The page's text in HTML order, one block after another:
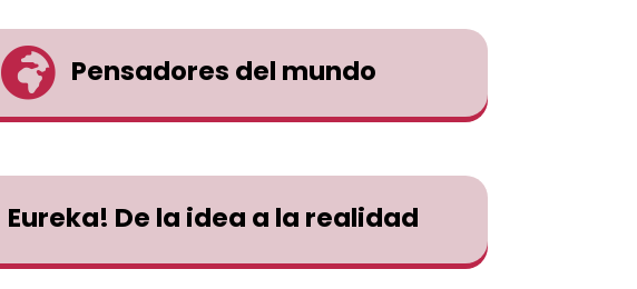
 Pensadores del mundo
Eureka! De la idea a la realidad